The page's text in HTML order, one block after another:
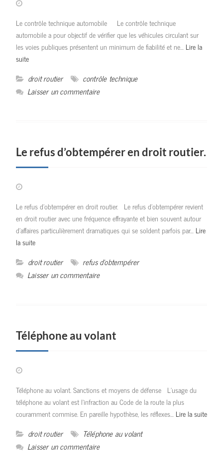
Le contrôle technique automobile Le contrôle technique
automobile a pour objectif de vérifier que les véhicules circulant sur
les voies publiques présentent un minimum de fiabilité et ne… Lire la
suite
droit routier
contrôle technique
Laisser un commentaire
Le refus d’obtempérer en droit routier.
Le refus d’obtempérer en droit routier. Le refus d’obtempérer revient
en droit routier avec une fréquence effrayante et bien souvent autour
d’affaires particulièrement dramatiques qui se soldent parfois par… Lire
la suite
droit routier
refus d'obtempérer
Laisser un commentaire
Téléphone au volant
Téléphone au volant. Sanctions et moyens de défense L’usage du
téléphone au volant est l’infraction au Code de la route la plus
couramment commise. En pareille hypothèse, les réflexes… Lire la suite
droit routier
Téléphone au volant
Laisser un commentaire